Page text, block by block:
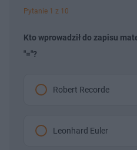
Pytanie 1 z 10
Kto wprowadził do zapisu
"="?
Robert Recorde
Leonhard Euler